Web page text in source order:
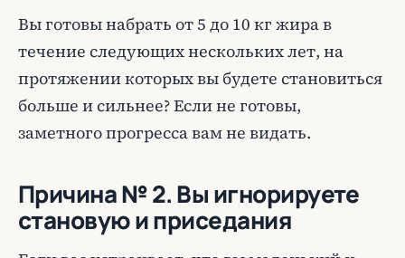
Вы готовы набрать от 5 до 10 кг жира в
течение следующих нескольких лет, на
протяжении которых вы будете становиться
больше и сильнее? Если не готовы,
заметного прогресса вам не видать.
Причина № 2. Вы игнорируете
становую и приседания